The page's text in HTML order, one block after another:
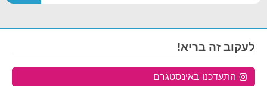
לעקוב זה בריא!
התעדכנו באינסטגרם